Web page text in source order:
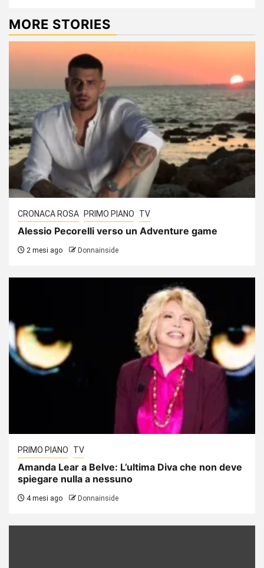
MORE STORIES
CRONACA ROSA PRIMO PIANO TV
Alessio Pecorelli verso un Adventure game
2 mesi ago Donnainside
PRIMO PIANO TV
Amanda Lear a Belve: L’ultima Diva che non deve
spiegare nulla a nessuno
4 mesi ago Donnainside